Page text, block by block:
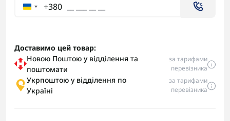
+380
Доставимо цей товар:
Новою Поштою у відділення та
поштомати
за тарифами
перевізника
Укрпоштою у відділення по
Україні
за тарифами
перевізника